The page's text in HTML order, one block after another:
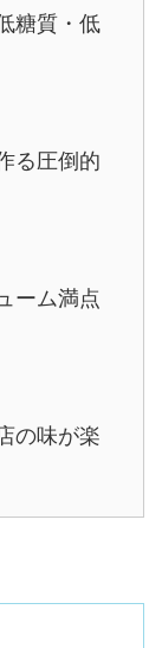
糖質・低
る圧倒的
ーム満点
の味が楽